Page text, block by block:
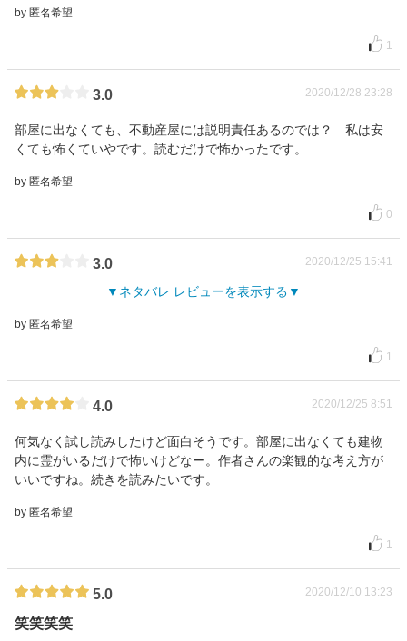
by 匿名希望
1
3.0 2020/12/28 23:28
部屋に出なくても、不動産屋には説明責任あるのでは？ 私は安
くても怖くていやです。読むだけで怖かったです。
by 匿名希望
0
3.0 2020/12/25 15:41
ネタバレ レビューを表示する
by 匿名希望
1
4.0 2020/12/25 8:51
何気なく試し読みしたけど面白そうです。部屋に出なくても建物
内に霊がいるだけで怖いけどなー。作者さんの楽観的な考え方が
いいですね。続きを読みたいです。
by 匿名希望
1
5.0 2020/12/10 13:23
笑笑笑笑